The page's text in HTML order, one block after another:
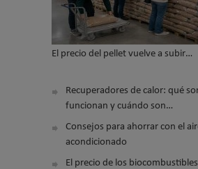
El precio del pellet vuelve a subir…
Recuperadores de calor: qué
funcionan y cuándo son…
Consejos para ahorrar con el
acondicionado
El precio de los